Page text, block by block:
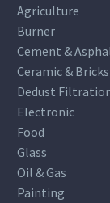
Agriculture
Burner
Cement &
Ceramic & Bricks
Dedust
Electronic
Food
Glass
Oil & Gas
Painting